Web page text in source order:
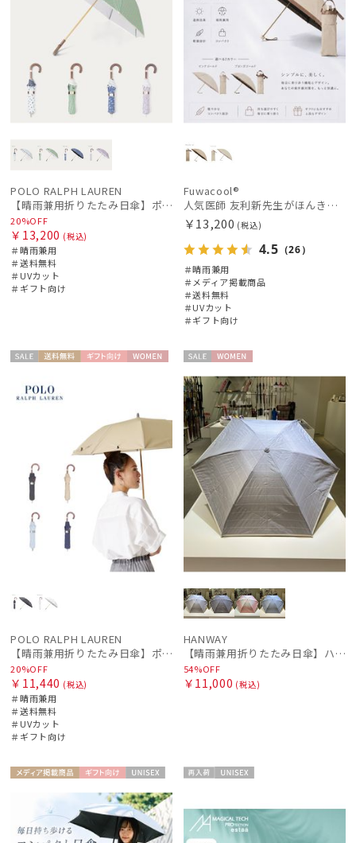
POLO RALPH LAUREN
【晴雨兼用折りたたみ日傘】ポロ ラルフ ローレン (POLO RALPH LAUREN) WoodBloac Flower 遮光 UV 遮熱
20%OFF
￥13,200 (税込)
＃晴雨兼用
＃送料無料
＃UVカット
＃ギフト向け
Fuwacool®
人気医師 友利新先生がほんきで作った”絶対に忘れない誰でも日傘” 50【晴雨兼用折りたたみ日傘】フワクール® (Fuwacool®) 雨の日OK 軽量 遮光100％ UV100%
￥13,200 (税込)
4.5 （26）
＃晴雨兼用
＃メディア掲載商品
＃送料無料
＃UVカット
＃ギフト向け
料
POLO RALPH LAUREN
【晴雨兼用折りたたみ日傘】ポロ ラルフ ローレン (POLO RALPH LAUREN) 無地刺繍 遮光 遮熱 UV 晴雨兼用
20%OFF
￥11,440 (税込)
＃晴雨兼用
＃送料無料
＃UVカット
＃ギフト向け
ル
N
HANWAY
【晴雨兼用折りたたみ日傘】ハンウェイ (HANWAY) Socal Gir（ソーカル・ガール） 暑さ対策、紫外線対策、親骨：～50cm 雨の日OK 遮光 UV 晴雨兼用
54%OFF
￥11,000 (税込)
向け
X